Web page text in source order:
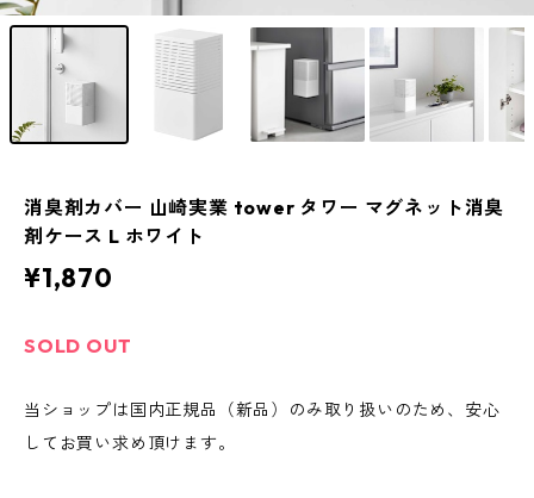
消臭剤カバー 山崎実業 tower タワー マグネット消臭
剤ケース L ホワイト
¥1,870
SOLD OUT
当ショップは国内正規品（新品）のみ取り扱いのため、安心
してお買い求め頂けます。